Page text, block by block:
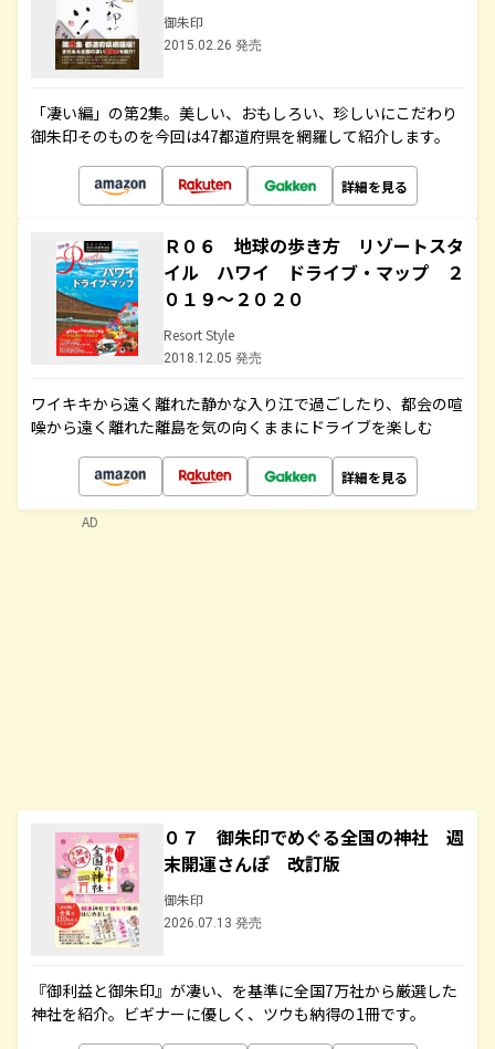
御朱印
2015.02.26 発売
「凄い編」の第2集。美しい、おもしろい、珍しいにこだわり
御朱印そのものを今回は47都道府県を網羅して紹介します。
詳細を見る
Ｒ０６ 地球の歩き方 リゾートスタ
イル ハワイ ドライブ・マップ ２
０１９～２０２０
Resort Style
2018.12.05 発売
ワイキキから遠く離れた静かな入り江で過ごしたり、都会の喧
噪から遠く離れた離島を気の向くままにドライブを楽しむ
詳細を見る
０７ 御朱印でめぐる全国の神社 週
末開運さんぽ 改訂版
御朱印
2026.07.13 発売
『御利益と御朱印』が凄い、を基準に全国7万社から厳選した
神社を紹介。ビギナーに優しく、ツウも納得の1冊です。
AD